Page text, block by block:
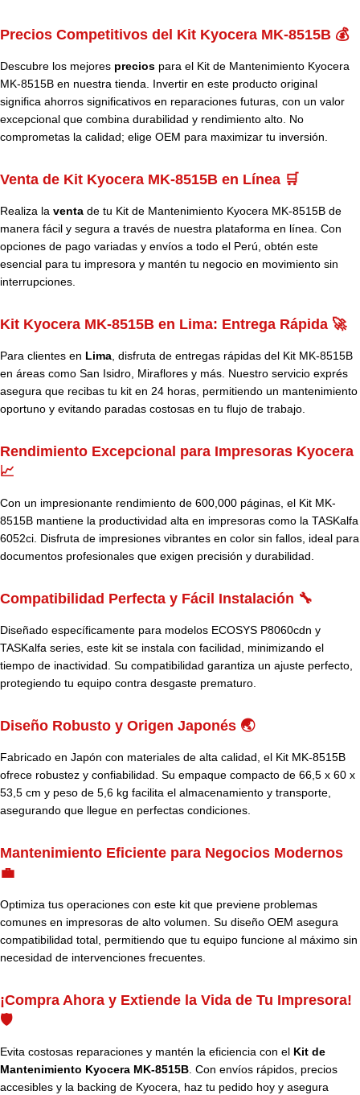
Precios Competitivos del Kit Kyocera MK-8515B 💰
Descubre los mejores precios para el Kit de Mantenimiento Kyocera
MK-8515B en nuestra tienda. Invertir en este producto original
significa ahorros significativos en reparaciones futuras, con un valor
excepcional que combina durabilidad y rendimiento alto. No
comprometas la calidad; elige OEM para maximizar tu inversión.
Venta de Kit Kyocera MK-8515B en Línea 🛒
Realiza la venta de tu Kit de Mantenimiento Kyocera MK-8515B de
manera fácil y segura a través de nuestra plataforma en línea. Con
opciones de pago variadas y envíos a todo el Perú, obtén este
esencial para tu impresora y mantén tu negocio en movimiento sin
interrupciones.
Kit Kyocera MK-8515B en Lima: Entrega Rápida 🚀
Para clientes en Lima, disfruta de entregas rápidas del Kit MK-8515B
en áreas como San Isidro, Miraflores y más. Nuestro servicio exprés
asegura que recibas tu kit en 24 horas, permitiendo un mantenimiento
oportuno y evitando paradas costosas en tu flujo de trabajo.
Rendimiento Excepcional para Impresoras Kyocera
📈
Con un impresionante rendimiento de 600,000 páginas, el Kit MK-
8515B mantiene la productividad alta en impresoras como la TASKalfa
6052ci. Disfruta de impresiones vibrantes en color sin fallos, ideal para
documentos profesionales que exigen precisión y durabilidad.
Compatibilidad Perfecta y Fácil Instalación 🔧
Diseñado específicamente para modelos ECOSYS P8060cdn y
TASKalfa series, este kit se instala con facilidad, minimizando el
tiempo de inactividad. Su compatibilidad garantiza un ajuste perfecto,
protegiendo tu equipo contra desgaste prematuro.
Diseño Robusto y Origen Japonés 🌏
Fabricado en Japón con materiales de alta calidad, el Kit MK-8515B
ofrece robustez y confiabilidad. Su empaque compacto de 66,5 x 60 x
53,5 cm y peso de 5,6 kg facilita el almacenamiento y transporte,
asegurando que llegue en perfectas condiciones.
Mantenimiento Eficiente para Negocios Modernos
💼
Optimiza tus operaciones con este kit que previene problemas
comunes en impresoras de alto volumen. Su diseño OEM asegura
compatibilidad total, permitiendo que tu equipo funcione al máximo sin
necesidad de intervenciones frecuentes.
¡Compra Ahora y Extiende la Vida de Tu Impresora!
🛡️
Evita costosas reparaciones y mantén la eficiencia con el Kit de
Mantenimiento Kyocera MK-8515B. Con envíos rápidos, precios
accesibles y la backing de Kyocera, haz tu pedido hoy y asegura